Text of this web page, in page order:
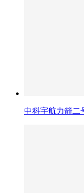
中科宇航力箭二